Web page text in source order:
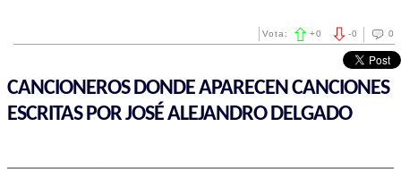
0
-0
Vota: +0
CANCIONEROS DONDE APARECEN CANCIONES
ESCRITAS POR JOSÉ ALEJANDRO DELGADO